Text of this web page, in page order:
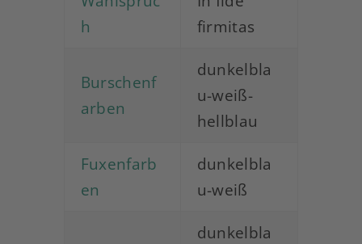
h
firmitas
Burschenf
arben
dunkelbla
u-weiß-
hellblau
Fuxenfarb
en
dunkelbla
u-weiß
dunkelbla